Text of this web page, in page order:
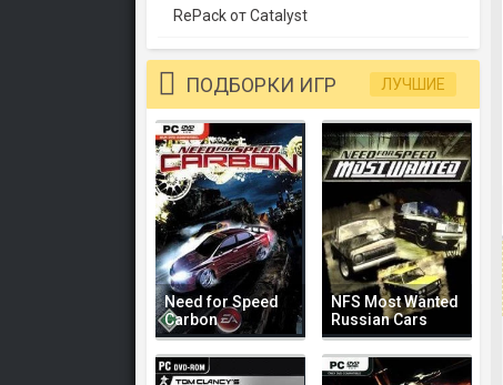
RePack от Catalyst
ПОДБОРКИ ИГР ЛУЧШИЕ
Need for Speed
Carbon
NFS Most Wanted
Russian Cars